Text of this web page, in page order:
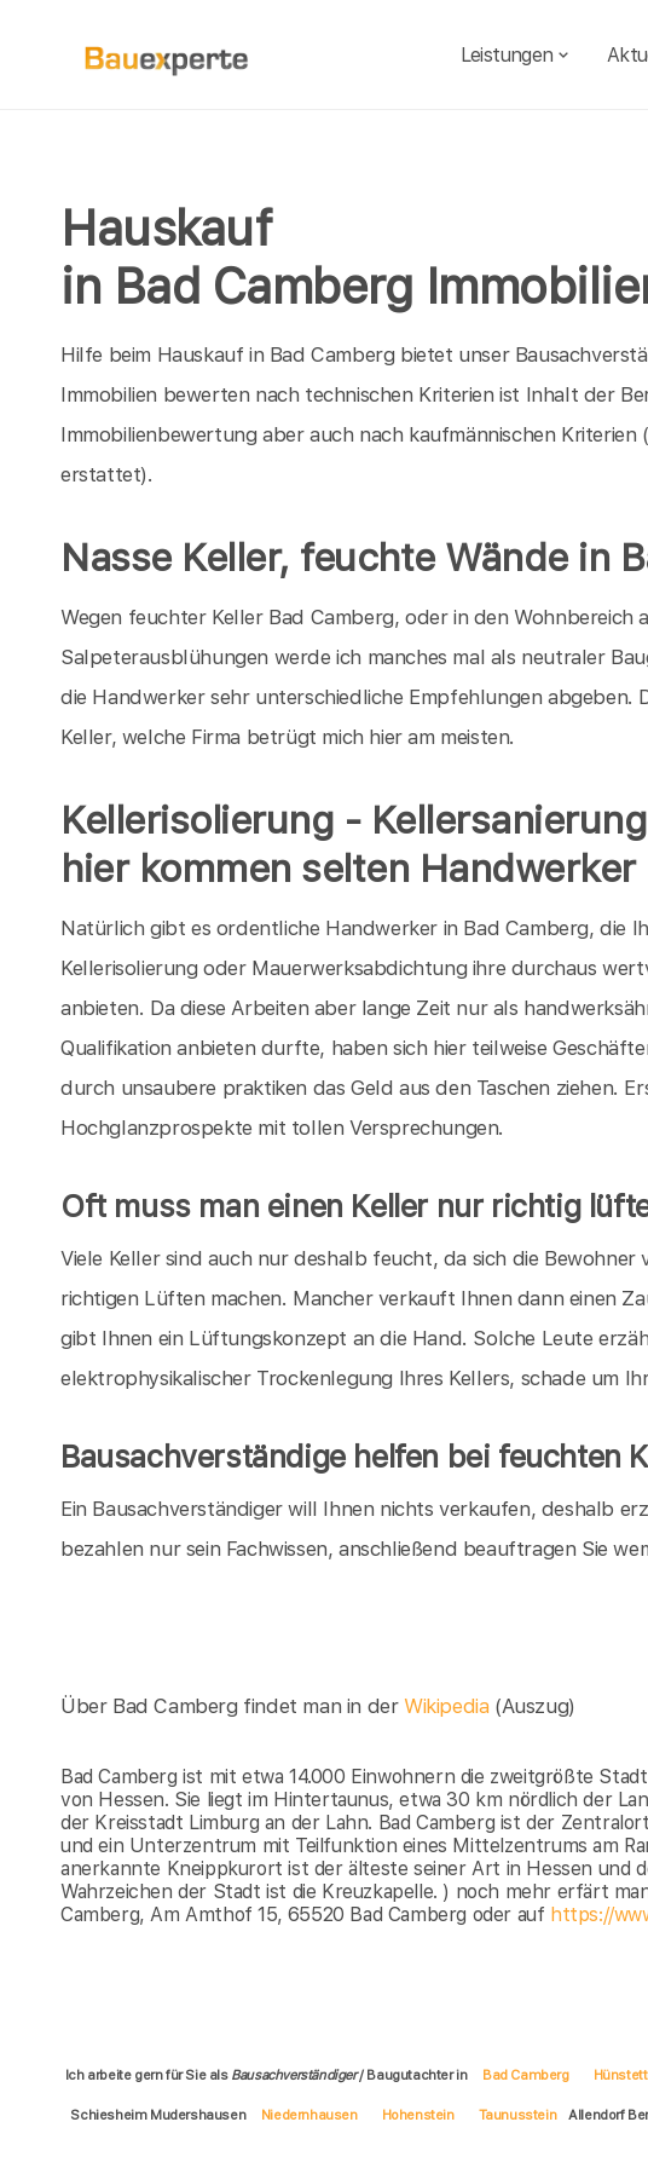
Leistungen
Hauskauf
in Bad Camberg
Hilfe beim Hauskauf in Bad Camberg bietet unser
Immobilien bewerten nach technischen Kriterien ist Inhalt der
Immobilienbewertung aber auch nach kaufmännischen
erstattet).
Nasse Keller, feuchte Wände in
Wegen feuchter Keller Bad Camberg, oder in den Wohnbereich
Salpeterausblühungen werde ich manches mal als neutraler
die Handwerker sehr unterschiedliche Empfehlungen abgeben.
Keller, welche Firma betrügt mich hier am meisten.
Kellerisolierung -
hier kommen selten Handwerker
Natürlich gibt es ordentliche Handwerker in Bad Camberg, die
Kellerisolierung oder Mauerwerksabdichtung ihre durchaus
anbieten. Da diese Arbeiten aber lange Zeit nur als
Qualifikation anbieten durfte, haben sich hier teilweise
durch unsaubere praktiken das Geld aus den Taschen ziehen.
Hochglanzprospekte mit tollen Versprechungen.
Oft muss man einen Keller nur richtig
Viele Keller sind auch nur deshalb feucht, da sich die
richtigen Lüften machen. Mancher verkauft Ihnen dann einen
gibt Ihnen ein Lüftungskonzept an die Hand. Solche Leute
elektrophysikalischer Trockenlegung Ihres Kellers, schade um
Bausachverständige helfen bei feuchten
Ein Bausachverständiger will Ihnen nichts verkaufen, deshalb
bezahlen nur sein Fachwissen, anschließend beauftragen Sie
Über Bad Camberg findet man in derWikipedia (Auszug)
Bad Camberg ist mit etwa 14.000 Einwohnern die zweitgrößte
von Hessen. Sie liegt im Hintertaunus, etwa 30 km nördlich der
der Kreisstadt Limburg an der Lahn. Bad Camberg ist der
und ein Unterzentrum mit Teilfunktion eines Mittelzentrums am
anerkannte Kneippkurort ist der älteste seiner Art in Hessen und
Wahrzeichen der Stadt ist die Kreuzkapelle. ) noch mehr erfärt
Camberg, Am Amthof 15, 65520 Bad Camberg oder auf https://
Ich arbeite gern für Sie als Bausachverständiger/ Baugutachter in Bad Camberg
Schiesheim Mudershausen Niedernhausen Hohenstein Taunusstein Allendorf